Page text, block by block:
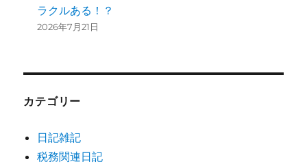
ラクルある！？
2026年7月21日
カテゴリー
日記雑記
税務関連日記